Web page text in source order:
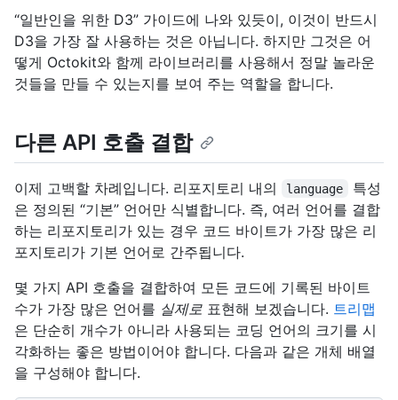
“일반인을 위한 D3” 가이드에 나와 있듯이, 이것이 반드시
D3을 가장 잘 사용하는 것은 아닙니다. 하지만 그것은 어
떻게 Octokit와 함께 라이브러리를 사용해서 정말 놀라운
것들을 만들 수 있는지를 보여 주는 역할을 합니다.
다른 API 호출 결합
이제 고백할 차례입니다. 리포지토리 내의 language
특성
은 정의된 “기본” 언어만 식별합니다. 즉, 여러 언어를 결합
하는 리포지토리가 있는 경우 코드 바이트가 가장 많은 리
포지토리가 기본 언어로 간주됩니다.
몇 가지 API 호출을 결합하여 모든 코드에 기록된 바이트
수가 가장 많은 언어를 실제로 표현해 보겠습니다. 트리맵
은 단순히 개수가 아니라 사용되는 코딩 언어의 크기를 시
각화하는 좋은 방법이어야 합니다. 다음과 같은 개체 배열
을 구성해야 합니다.